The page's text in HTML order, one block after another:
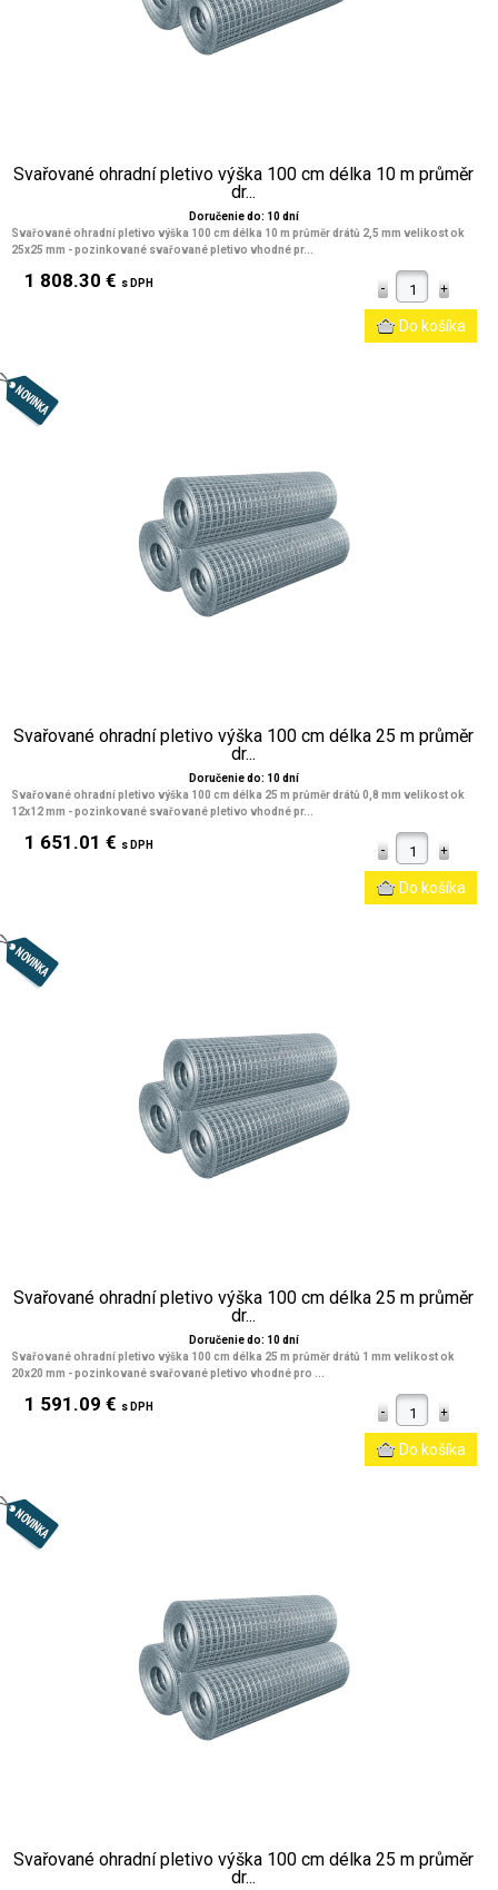
Svařované ohradní pletivo výška 100 cm délka 10 m průměr
dr...
Doručenie do: 10 dní
Svařované ohradní pletivo výška 100 cm délka 10 m průměr drátů 2,5 mm velikost ok
25x25 mm - pozinkované svařované pletivo vhodné pr...
1 808.30 € s DPH
Svařované ohradní pletivo výška 100 cm délka 25 m průměr
dr...
Doručenie do: 10 dní
Svařované ohradní pletivo výška 100 cm délka 25 m průměr drátů 0,8 mm velikost ok
12x12 mm - pozinkované svařované pletivo vhodné pr...
1 651.01 € s DPH
Svařované ohradní pletivo výška 100 cm délka 25 m průměr
dr...
Doručenie do: 10 dní
Svařované ohradní pletivo výška 100 cm délka 25 m průměr drátů 1 mm velikost ok
20x20 mm - pozinkované svařované pletivo vhodné pro ...
1 591.09 € s DPH
Svařované ohradní pletivo výška 100 cm délka 25 m průměr
dr...